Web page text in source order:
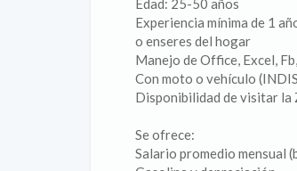
Edad: 25-50 años
Experiencia mínima de 1
o enseres del hogar
Manejo de Office, Excel,
Con moto o vehículo
Disponibilidad de visitar la
Se ofrece:
Salario promedio mensual